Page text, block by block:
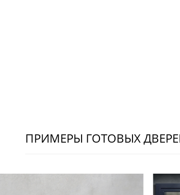
ПРИМЕРЫ ГОТОВЫХ